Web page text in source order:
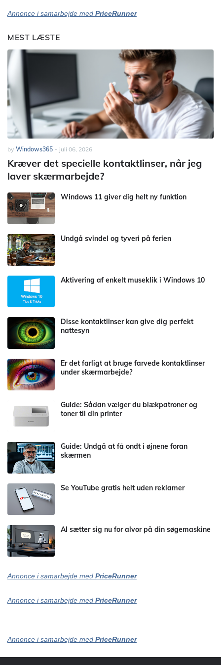
Annonce i samarbejde med PriceRunner
MEST LÆSTE
by Windows365 - juli 06, 2026
Kræver det specielle kontaktlinser, når jeg
laver skærmarbejde?
Windows 11 giver dig helt ny funktion
Undgå svindel og tyveri på ferien
Aktivering af enkelt museklik i Windows 10
Disse kontaktlinser kan give dig perfekt
nattesyn
Er det farligt at bruge farvede kontaktlinser
under skærmarbejde?
Guide: Sådan vælger du blækpatroner og
toner til din printer
Guide: Undgå at få ondt i øjnene foran
skærmen
Se YouTube gratis helt uden reklamer
AI sætter sig nu for alvor på din søgemaskine
Annonce i samarbejde med PriceRunner
Annonce i samarbejde med PriceRunner
Annonce i samarbejde med PriceRunner